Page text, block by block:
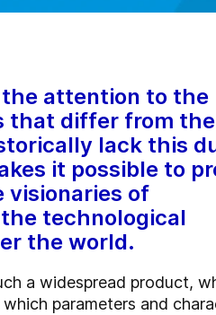
attention to the
that differ from
lack this
it possible to
visionaries of
technological
the world.
a widespread product,
parameters and